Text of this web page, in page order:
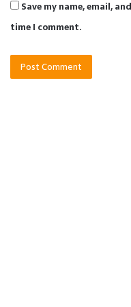
Save my name, email,
time I comment.